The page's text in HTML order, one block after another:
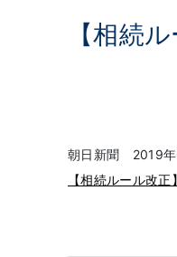
【相続
朝日新聞 2019年
【相続ルール改正】